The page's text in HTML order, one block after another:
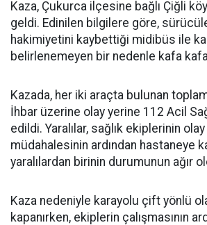
Kaza, Çukurca ilçesine bağlı Çiğli
geldi. Edinilen bilgilere göre,
hakimiyetini kaybettiği midibüs ile
belirlenemeyen bir nedenle kafa
Kazada, her iki araçta bulunan
İhbar üzerine olay yerine 112 Acil
edildi. Yaralılar, sağlık ekiplerinin
müdahalesinin ardından hastaneye
yaralılardan birinin durumunun ağır
Kaza nedeniyle karayolu çift yönlü
kapanırken, ekiplerin çalışmasının